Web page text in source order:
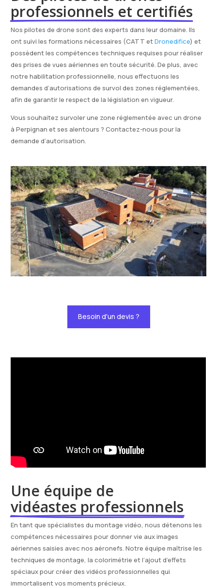
professionnels et certifiés
Nos pilotes de drone sont des experts dans leur domaine. Ils
ont suivi les formations nécessaires (CATT etDronedifice) et
possèdent les compétences techniques requises pour réaliser
des prises de vues aériennes en toute sécurité. De plus, avec
notre habilitation professionnelle, nous effectuons les
demandes d’autorisations de survol des zones réglementées,
afin de garantir le respect de la législation en vigueur.
Vous souhaitez survoler une zone réglementée avec un drone
à Perpignan et ses alentours ? Contactez-nous pour la
demande d’autorisation.
Besoin d'un devis ?
Une équipe de
vidéastes professionnels
En tant que spécialistes du montage vidéo, nous détenons les
compétences nécessaires pour donner vie aux images
aériennes saisies avec nos aéronefs. Notre équipe maîtrise les
techniques de montage, la colorimétrie et l’ajout d’effets
spéciaux pour créer des vidéos professionnelles qui
immortalisent vos moments précieux.